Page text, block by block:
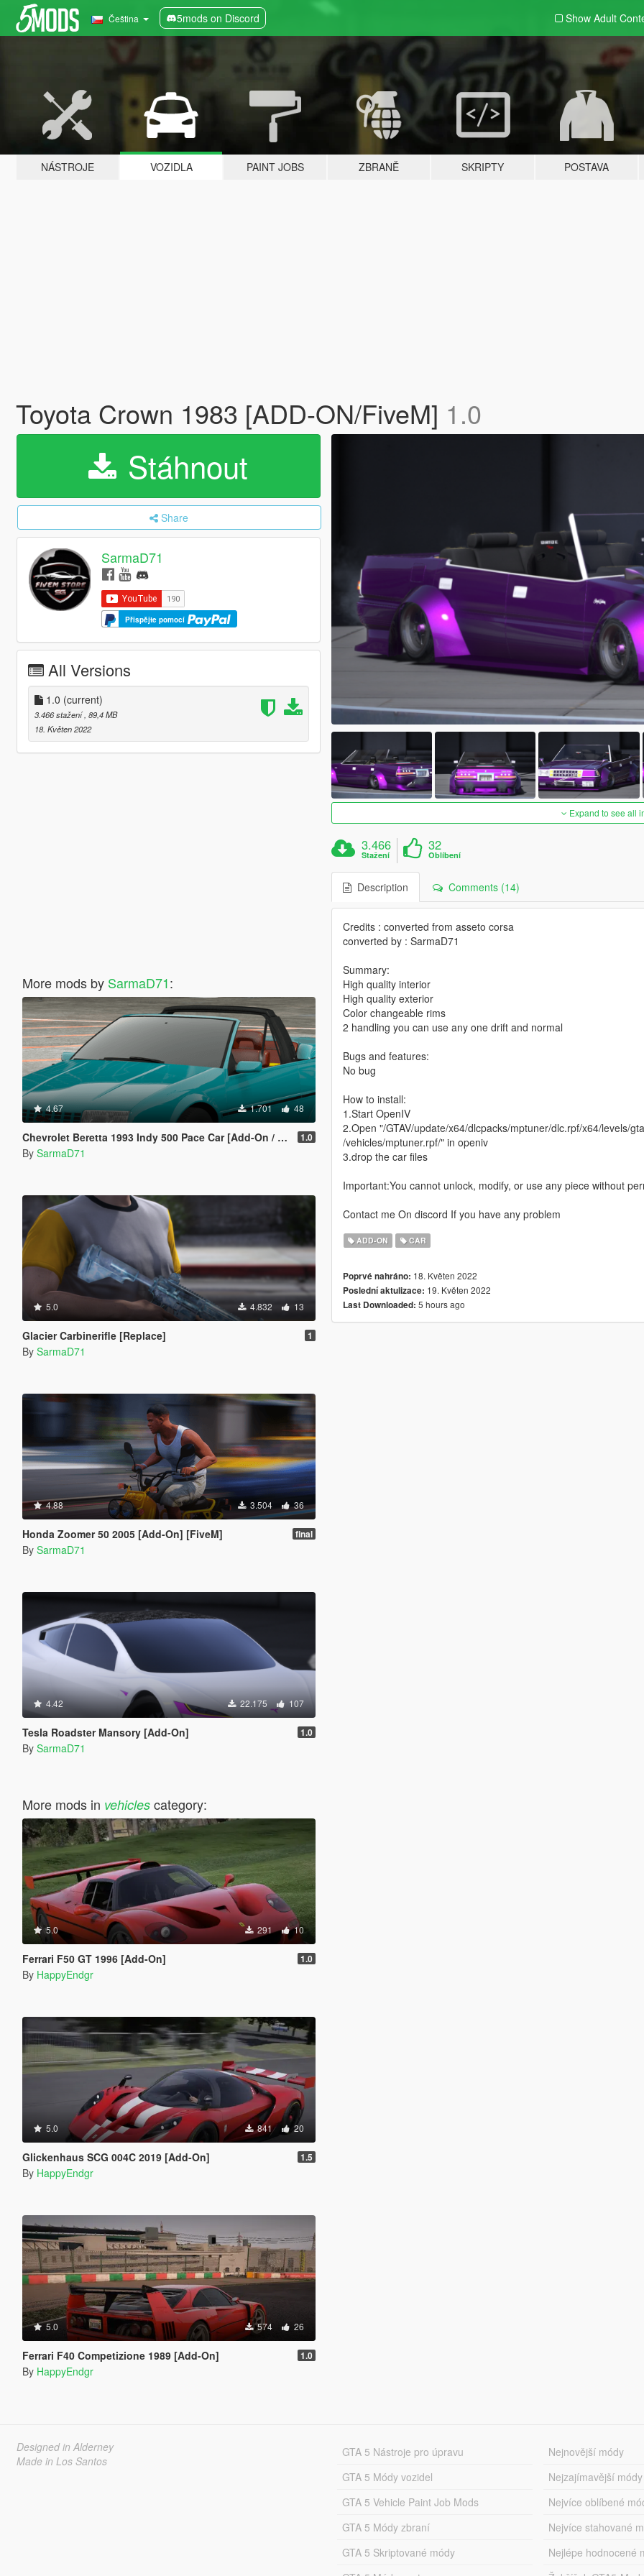
Čeština 5mods on Discord Show Adult
NÁSTROJE VOZIDLA PAINT JOBS ZBRANĚ SKRIPTY POSTAVA
Toyota Crown 1983 [ADD-ON/FiveM] 1.0
Stáhnout
Share
SarmaD71
Přispějte pomocí
All Versions
1.0 (current)
3.466 stažení , 89,4 MB
18. Květen 2022
More mods by SarmaD71:
4.67 1.701 48
Chevrolet Beretta 1993 Indy 500 Pace Car [Add-On / FiveM] 1.0
By SarmaD71
5.0 4.832 13
Glacier Carbinerifle [Replace] 1
By SarmaD71
4.88 3.504 36
Honda Zoomer 50 2005 [Add-On] [FiveM] final
By SarmaD71
4.42 22.175 107
Tesla Roadster Mansory [Add-On] 1.0
By SarmaD71
More mods in vehiclescategory:
5.0 291 10
Ferrari F50 GT 1996 [Add-On] 1.0
By HappyEndgr
5.0 841 20
Glickenhaus SCG 004C 2019 [Add-On] 1.5
By HappyEndgr
5.0 574 26
Ferrari F40 Competizione 1989 [Add-On] 1.0
By HappyEndgr
Expand to see all
3.466
Stažení
32
Oblíbení
Description Comments (14)
Credits : converted from asseto corsa
converted by : SarmaD71
Summary:
High quality interior
High quality exterior
Color changeable rims
2 handling you can use any one drift and normal
Bugs and features:
No bug
How to install:
1.Start OpenIV
2.Open "/GTAV/update/x64/dlcpacks/mptuner/dlc.rpf/x64/levels/
/vehicles/mptuner.rpf/" in openiv
3.drop the car files
Important:You cannot unlock, modify, or use any piece without
Contact me On discord If you have any problem
ADD-ON CAR
Poprvé nahráno: 18. Květen 2022
Poslední aktulizace: 19. Květen 2022
Last Downloaded: 5 hours ago
Designed in Alderney
Made in Los Santos
GTA 5 Nástroje pro úpravu
GTA 5 Módy vozidel
GTA 5 Vehicle Paint Job Mods
GTA 5 Módy zbraní
GTA 5 Skriptované módy
Nejnovější módy
Nejzajímavější módy
Nejvíce oblíbené
Nejvíce stahované
Nejlépe hodnocené